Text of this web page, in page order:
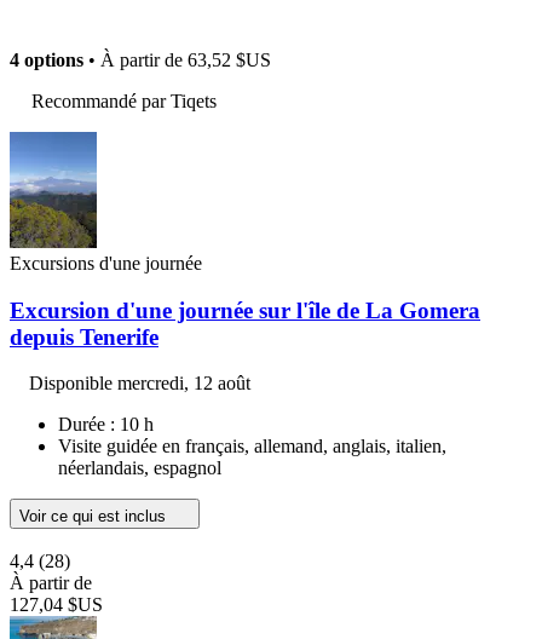
4 options • À partir de 63,52 $US
Recommandé par Tiqets
Excursions d'une journée
Excursion d'une journée sur l'île de La Gomera
depuis Tenerife
Disponible mercredi, 12 août
Durée : 10 h
Visite guidée en français, allemand, anglais, italien,
néerlandais, espagnol
Voir ce qui est inclus
4,4 (28)
À partir de
127,04 $US